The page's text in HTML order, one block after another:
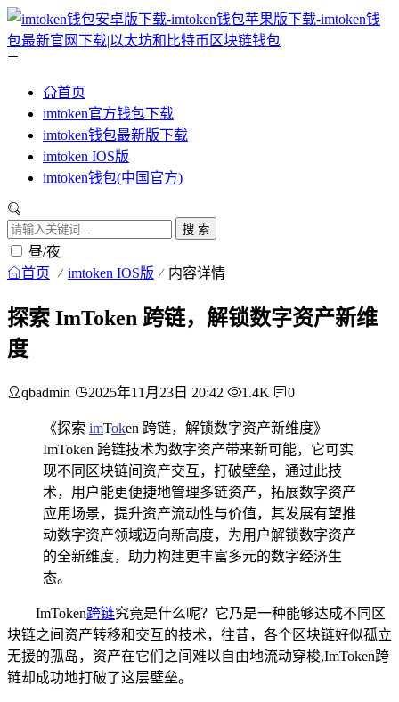
首页
imtoken官方钱包下载
imtoken钱包最新版下载
imtoken IOS版
imtoken钱包(中国官方)
搜 索
昼/夜
首页 imtoken IOS版 内容详情
探索 ImToken 跨链，解锁数字资产新维
度
qbadmin 2025年11月23日 20:42 1.4K 0
《探索 imToken 跨链，解锁数字资产新维度》
ImToken 跨链技术为数字资产带来新可能，它可实
现不同区块链间资产交互，打破壁垒，通过此技
术，用户能更便捷地管理多链资产，拓展数字资产
应用场景，提升资产流动性与价值，其发展有望推
动数字资产领域迈向新高度，为用户解锁数字资产
的全新维度，助力构建更丰富多元的数字经济生
态。
ImToken跨链究竟是什么呢？它乃是一种能够达成不同区
块链之间资产转移和交互的技术，往昔，各个区块链好似孤立
无援的孤岛，资产在它们之间难以自由地流动穿梭,ImToken跨
链却成功地打破了这层壁垒。